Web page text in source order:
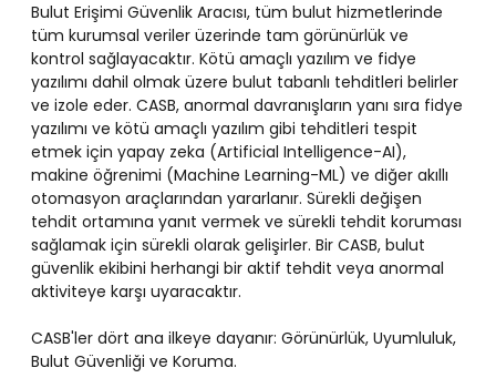
Bulut Erişimi Güvenlik Aracısı, tüm bulut hizmetlerinde
tüm kurumsal veriler üzerinde tam görünürlük ve
kontrol sağlayacaktır. Kötü amaçlı yazılım ve fidye
yazılımı dahil olmak üzere bulut tabanlı tehditleri belirler
ve izole eder. CASB, anormal davranışların yanı sıra fidye
yazılımı ve kötü amaçlı yazılım gibi tehditleri tespit
etmek için yapay zeka (Artificial Intelligence-AI),
makine öğrenimi (Machine Learning-ML) ve diğer akıllı
otomasyon araçlarından yararlanır. Sürekli değişen
tehdit ortamına yanıt vermek ve sürekli tehdit koruması
sağlamak için sürekli olarak gelişirler. Bir CASB, bulut
güvenlik ekibini herhangi bir aktif tehdit veya anormal
aktiviteye karşı uyaracaktır.
CASB'ler dört ana ilkeye dayanır: Görünürlük, Uyumluluk,
Bulut Güvenliği ve Koruma.